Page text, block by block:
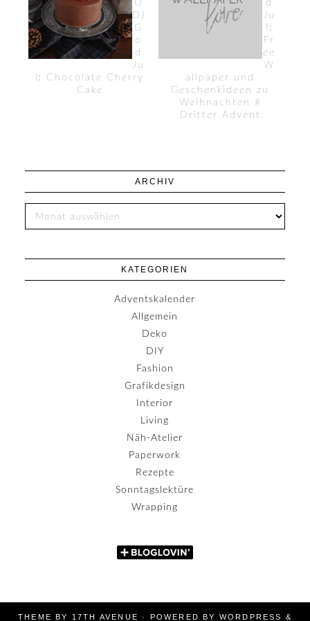
O
D}
G
o
d
Ju
l: Chocolate Cherry
Cake
d
Ju
l:
Fr
ee
W
allpaper und
Geschenkideen zu
Weihnachten #
Dritter Advent
ARCHIV
KATEGORIEN
Adventskalender
Allgemein
Deko
DIY
Fashion
Grafikdesign
Interior
Living
Näh-Atelier
Paperwork
Rezepte
Sonntagslektüre
Wrapping
THEME BY 17TH AVENUE · POWERED BY WORDPRESS &